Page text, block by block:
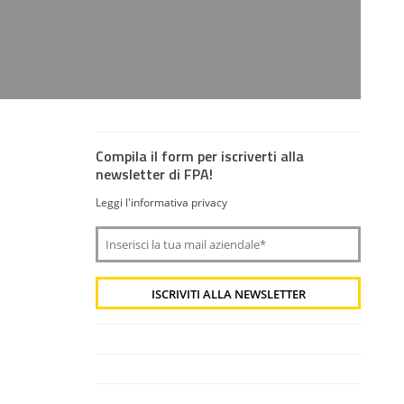
Compila il form per iscriverti alla
newsletter di FPA!
Leggi l'informativa privacy